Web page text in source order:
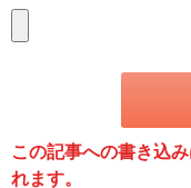
この記事への書き込
れます。